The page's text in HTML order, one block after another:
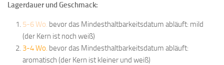
Lagerdauer und Geschmack:
5-6 Wo. bevor das Mindesthaltbarkeitsdatum abläuft: mild
(der Kern ist noch weiß)
3-4 Wo. bevor das Mindesthaltbarkeitsdatum abläuft:
aromatisch (der Kern ist kleiner und weiß)